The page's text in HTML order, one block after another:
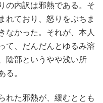
の内訳は邪熱である。そ
れており、怒りをぶちま
なかった。それが、本人
て、だんだんとゆるみ溶
陰部というやや浅い所
る。
れた邪熱が、緩むととも